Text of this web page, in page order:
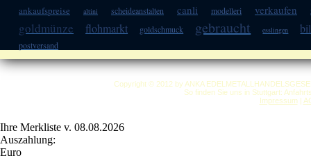
ankaufspreise altini scheideanstalten canli modelleri verkaufen
goldmünze flohmarkt goldschmuck gebraucht esslingen
postversand
Copyright © 2012 by ANKA
So finden Sie uns in Stuttgart:
Impressum|
Ihre Merkliste v. 08.08.2026
Auszahlung:
Euro